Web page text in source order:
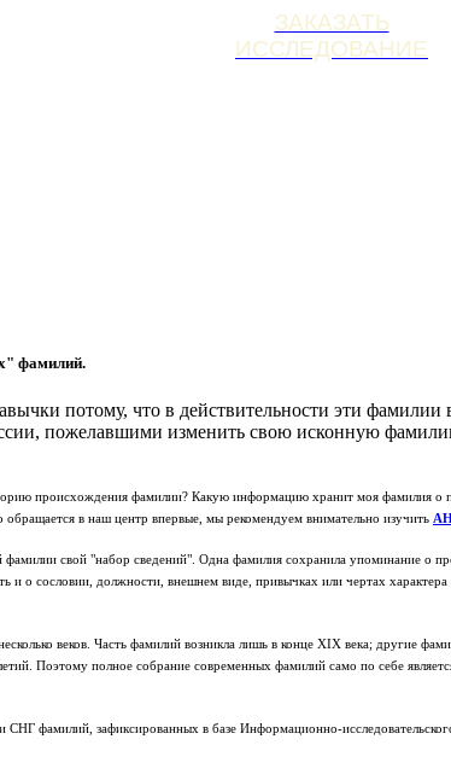
ЗАКАЗАТЬ
ИССЛЕДОВАНИЕ
фамилий.
потому, что в действительности эти фамилии
пожелавшими изменить свою исконную
происхождения фамилии? Какую информацию хранит моя фамилия
в наш центр впервые, мы рекомендуем внимательно изучить
свой "набор сведений". Одна фамилия сохранила упоминание о
и о сословии, должности, внешнем виде, привычках или чертах
веков. Часть фамилий возникла лишь в конце XIX века; другие
Поэтому полное собрание современных фамилий само по себе
СНГ фамилий, зафиксированных в базе Информационно-